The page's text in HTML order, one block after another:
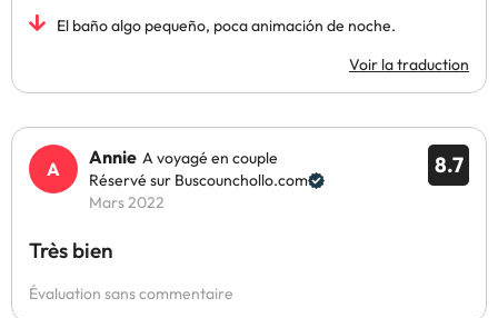
El baño algo pequeño, poca animación de noche.
Voir la traduction
8.7
Annie A voyagé en couple
Réservé sur Buscounchollo.com
Mars 2022
Très bien
Évaluation sans commentaire